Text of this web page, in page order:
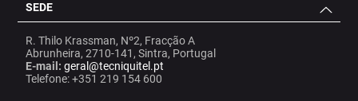
SEDE
R. Thilo Krassman, Nº2, Fracção A
Abrunheira, 2710-141, Sintra, Portugal
E-mail: geral@tecniquitel.pt
Telefone: +351 219 154 600